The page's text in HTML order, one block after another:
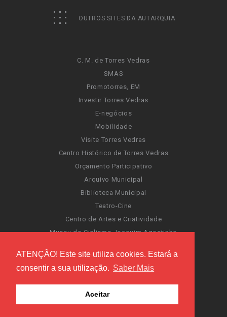
ATENÇÃO! Este site utiliza cookies. Estará a
consentir a sua utilização. Saber Mais
Aceitar
OUTROS SITES DA AUTARQUIA
C. M. de Torres Vedras
SMAS
Promotorres, EM
Investir Torres Vedras
E-negócios
Mobilidade
Visite Torres Vedras
Centro Histórico de Torres Vedras
Orçamento Participativo
Arquivo Municipal
Biblioteca Municipal
Teatro-Cine
Centro de Artes e Criatividade
Museu do Ciclismo Joaquim Agostinho
Portal da Atividade Física
Carnaval de Torres Vedras
Santa Cruz Ocean Spirit
Novas Invasões